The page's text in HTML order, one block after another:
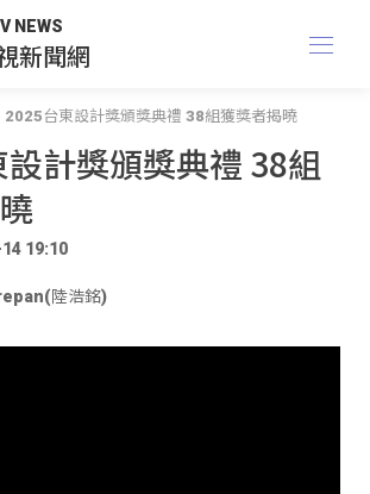
NEWS
新聞網
2025台東設計獎頒獎典禮 38組獲獎者揭曉
計獎頒獎典禮 38組
19:10
陸浩銘)